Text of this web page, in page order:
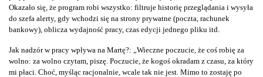
Okazało się, że program robi wszystko: filtruje historię przeglądania i wysyła
do szefa alerty, gdy wchodzi się na strony prywatne (poczta, rachunek
bankowy), oblicza wydajność pracy, czas edycji jednego pliku itd.
Jak nadzór w pracy wpływa na Martę?: „Wieczne poczucie, że coś robię za
wolno: za wolno czytam, piszę. Poczucie, że kogoś okradam z czasu, za który
mi płaci. Choć, myśląc racjonalnie, wcale tak nie jest. Mimo to zostaję po